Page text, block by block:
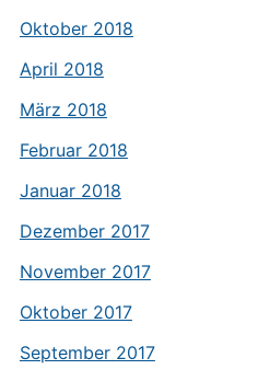
Oktober 2018
April 2018
März 2018
Februar 2018
Januar 2018
Dezember 2017
November 2017
Oktober 2017
September 2017